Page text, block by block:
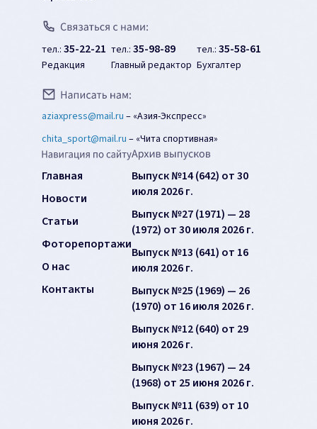
тел.: 35-22-21
Редакция
тел.: 35-98-89
Главный редактор
тел.: 35-58-61
Бухгалтер
aziaxpress@mail.ru – «Азия-Экспресс»
chita_sport@mail.ru – «Чита спортивная»
Главная
Новости
Статьи
Фоторепортажи
О нас
Контакты
Выпуск №14 (642) от 30
июля 2026 г.
Выпуск №27 (1971) — 28
(1972) от 30 июля 2026 г.
Выпуск №13 (641) от 16
июля 2026 г.
Выпуск №25 (1969) — 26
(1970) от 16 июля 2026 г.
Выпуск №12 (640) от 29
июня 2026 г.
Выпуск №23 (1967) — 24
(1968) от 25 июня 2026 г.
Выпуск №11 (639) от 10
июня 2026 г.